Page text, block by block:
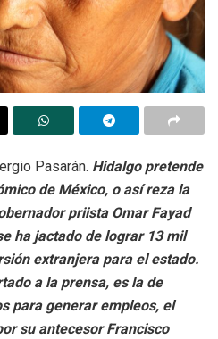
Pasarán. Hidalgo pretende
de México, o así reza la
priista Omar Fayad
ha jactado de lograr 13 mil
extranjera para el estado.
a la prensa, es la de
para generar empleos, el
su antecesor Francisco